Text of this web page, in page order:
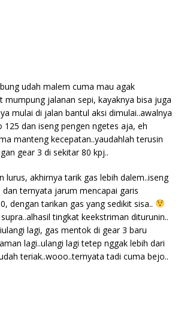
udah malem cuma mau agak
mumpung jalanan sepi, kayaknya bisa juga
mulai di jalan bantul aksi dimulai..awalnya
dan iseng pengen ngetes aja, eh
manteng kecepatan..yaudahlah terusin
gear 3 di sekitar 80 kpj..
lurus, akhirnya tarik gas lebih dalem..iseng
ternyata jarum mencapai garis
dengan tarikan gas yang sedikit sisa..
tingkat keekstriman diturunin..
lagi, gas mentok di gear 3 baru
lagi..ulangi lagi tetep nggak lebih dari
teriak..wooo..ternyata tadi cuma bejo..